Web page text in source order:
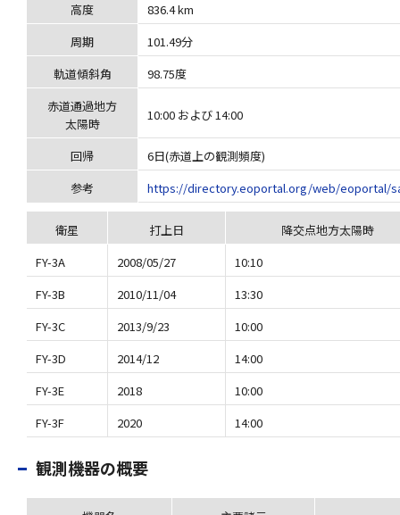
高度
836.4 km
周期
101.49分
軌道傾斜角
98.75度
赤道通過地方
太陽時
10:00 および 14:00
回帰
6日(赤道上の観測頻度)
参考
https://directory.eoportal.org/web/eoportal/
衛星 打上日
降交点地方太陽時
FY-3A
2008/05/27
10:10
FY-3B
2010/11/04
13:30
FY-3C
2013/9/23
10:00
FY-3D
2014/12
14:00
FY-3E
2018
10:00
FY-3F
2020 14:00
観測機器の概要